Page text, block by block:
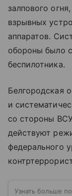
залпового
взрывных
аппаратов.
обороны было
беспилотника.
Белгородская
и
со стороны
действуют
федерального
Узнать больше